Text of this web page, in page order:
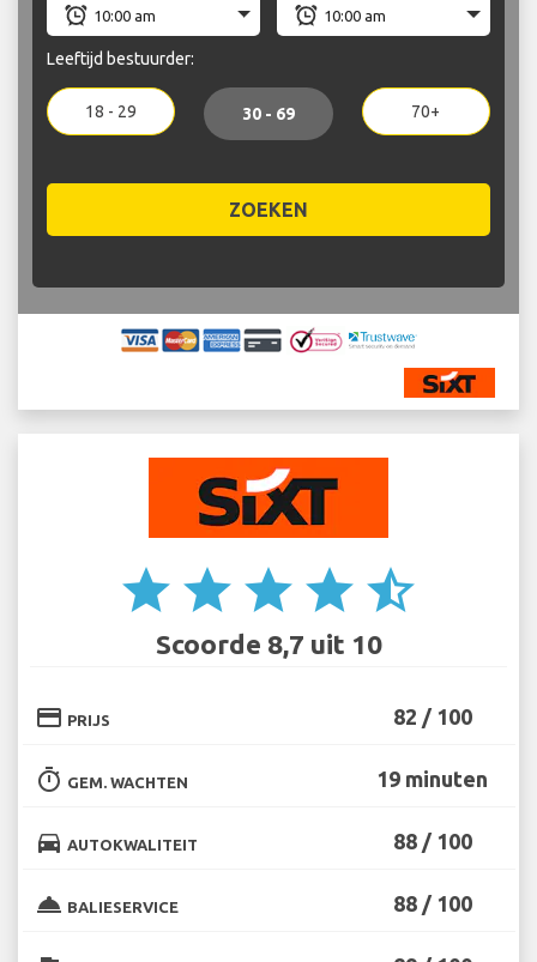
Leeftijd bestuurder:
18 - 29 30 - 69 70+
ZOEKEN
star star star star star_half
Scoorde 8,7 uit 10
credit_card PRIJS 82 / 100
timer GEM. WACHTEN 19 minuten
directions_car AUTOKWALITEIT 88 / 100
room_service BALIESERVICE 88 / 100